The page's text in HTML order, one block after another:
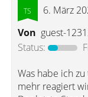
6. März
Von guest-
Status:
Was habe ich
mehr reagiert